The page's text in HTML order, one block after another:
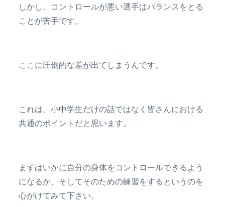
しかし、コントロールが悪い選手はバランスをとる
ことが苦手です。
ここに圧倒的な差が出てしまうんです。
これは、小中学生だけの話ではなく皆さんにおける
共通のポイントだと思います。
まずはいかに自分の身体をコントロールできるよう
になるか、そしてそのための練習をするというのを
心がけてみて下さい。